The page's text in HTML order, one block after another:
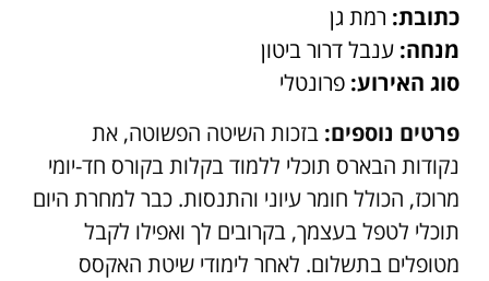
כתובת: רמת גן
מנחה: ענבל דרור ביטון
סוג האירוע: פרונטלי
פרטים נוספים: בזכות השיטה הפשוטה, את
נקודות הבארס תוכלי ללמוד בקלות בקורס חד-יומי
מרוכז, הכולל חומר עיוני והתנסות. כבר למחרת היום
תוכלי לטפל בעצמך, בקרובים לך ואפילו לקבל
מטופלים בתשלום. לאחר לימודי שיטת האקסס